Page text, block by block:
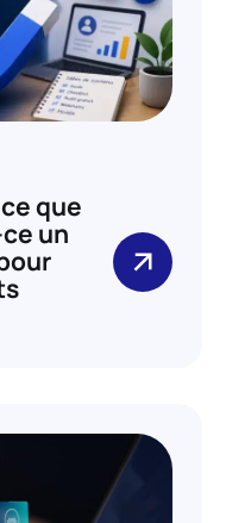
que
un